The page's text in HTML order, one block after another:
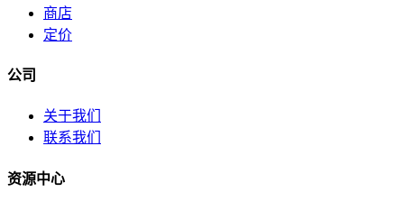
商店
定价
公司
关于我们
联系我们
资源中心